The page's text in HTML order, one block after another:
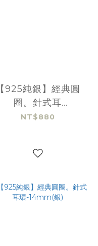
【925純銀】經典圓
圈。針式耳
環-10mm(金)
NT$880